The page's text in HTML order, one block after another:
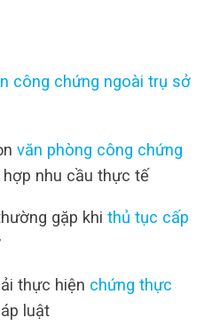
công chứng ngoài trụ sở
văn phòng công chứng
hợp nhu cầu thực tế
gặp khi thủ tục cấp
thực hiện chứng thực
luật